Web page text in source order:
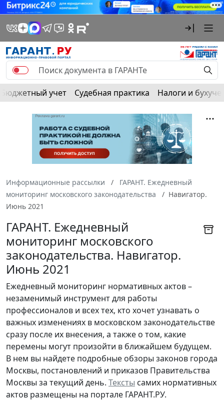
Бюджетный учет Судебная практика Налоги и
Информационные рассылки
ГАРАНТ. Ежедневный
мониторинг московского законодательства
Навигатор.
Июнь 2021
ГАРАНТ. Ежедневный
мониторинг московского
законодательства. Навигатор.
Июнь 2021
Ежедневный мониторинг нормативных актов –
незаменимый инструмент для работы
профессионалов и всех тех, кто хочет узнавать о
важных изменениях в московском законодательстве
сразу после их внесения, а также о том, какие
перемены могут произойти в ближайшем будущем.
В нем вы найдете подробные обзоры законов города
Москвы, постановлений и приказов Правительства
Москвы за текущий день. Тексты самих нормативных
актов размещены на портале ГАРАНТ.РУ.